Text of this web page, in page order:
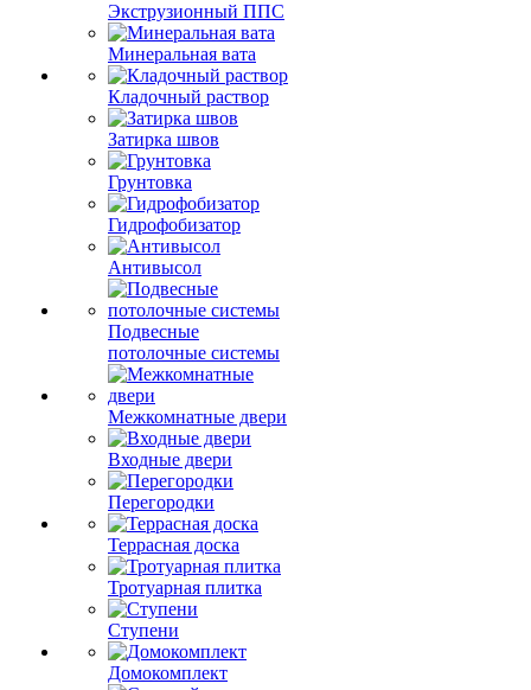
Экструзионный ППС
Минеральная вата
Кладочный раствор
Затирка швов
Грунтовка
Гидрофобизатор
Антивысол
Подвесные
потолочные системы
Межкомнатные двери
Входные двери
Перегородки
Террасная доска
Тротуарная плитка
Ступени
Домокомплект